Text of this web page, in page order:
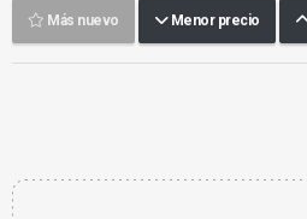
Más nuevo Menor precio